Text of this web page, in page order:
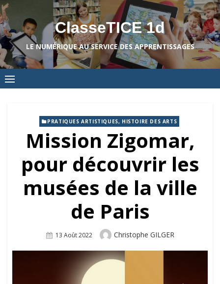
Skip
to
content
ClasseTICE 1d
LE NUMÉRIQUE AU SERVICE DES APPRENTISSAGES
PRATIQUES ARTISTIQUES, HISTOIRE DES ARTS
Mission Zigomar,
pour découvrir les
musées de la ville
de Paris
Posted
13 Août 2022 Author
Christophe GILGER